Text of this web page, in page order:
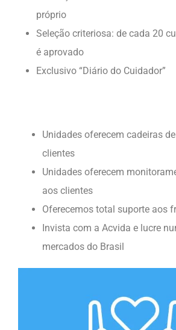
próprio
Seleção criteriosa: de cada 20
é aprovado
Exclusivo “Diário do Cuidador”
Unidades oferecem cadeiras
clientes
Unidades oferecem
aos clientes
Oferecemos total suporte aos
Invista com a Acvida e lucre
mercados do Brasil